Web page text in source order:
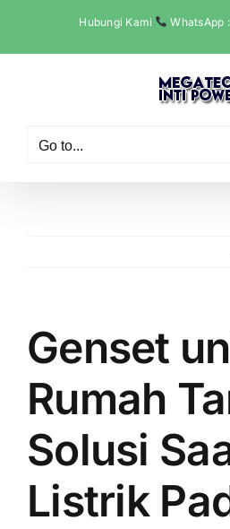
content
Hubungi Kami WhatsApp
Go to...
Genset
Rumah
Solusi
Listrik